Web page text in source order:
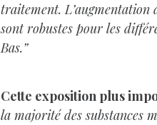
traitement. L’augmentation
sont robustes pour les
Bas.”
Cette exposition plus
la majorité des substances